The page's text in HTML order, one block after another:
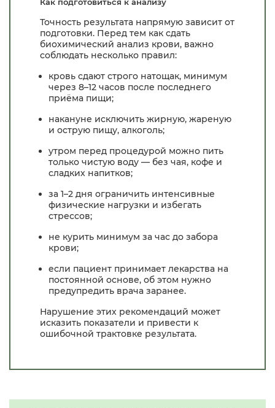
Точность результата напрямую зависит от
подготовки. Перед тем как сдать
биохимический анализ крови, важно
соблюдать несколько правил:
кровь сдают строго натощак, минимум
через 8–12 часов после последнего
приёма пищи;
накануне исключить жирную, жареную
и острую пищу, алкоголь;
утром перед процедурой можно пить
только чистую воду — без чая, кофе и
сладких напитков;
за 1–2 дня ограничить интенсивные
физические нагрузки и избегать
стрессов;
не курить минимум за час до забора
крови;
если пациент принимает лекарства на
постоянной основе, об этом нужно
предупредить врача заранее.
Нарушение этих рекомендаций может
исказить показатели и привести к
ошибочной трактовке результата.